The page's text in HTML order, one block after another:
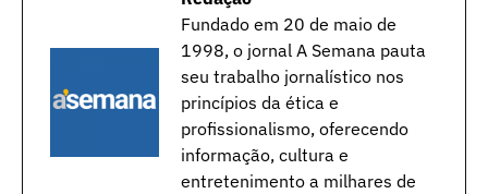
Fundado em 20 de maio de
1998, o jornal A Semana pauta
seu trabalho jornalístico nos
princípios da ética e
profissionalismo, oferecendo
informação, cultura e
entretenimento a milhares de